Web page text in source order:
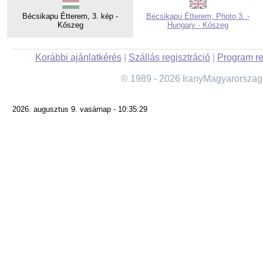
Bécsikapu Étterem, 3. kép -
Kőszeg
Bécsikapu Étterem, Photo 3. -
Hungary - Kőszeg
Korábbi ajánlatkérés| Szállás regisztráció| Program
© 1989 - 2026
2026. augusztus 9. vasárnap - 10:35:29